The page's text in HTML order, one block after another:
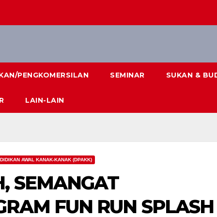
PENGKOMERSILAN SEMINAR SUKAN &
LAIN-LAIN
AWAL KANAK-KANAK (DPAKK)
SEMANGAT
FUN RUN SPLASH